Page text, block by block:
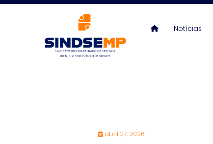
Notícias
abril 27, 2026